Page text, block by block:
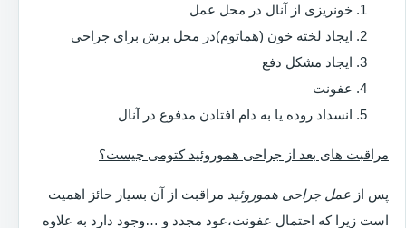
خونریزی از آنال در محل عمل
ایجاد لخته خون (هماتوم)در محل برش برای جراحی
ایجاد مشکل دفع
عفونت
انسداد روده یا به دام افتادن مدفوع در آنال
مراقبت های بعد از جراحی هموروئید کتومی چیست؟
پس از عمل جراحی هموروئید مراقبت از آن بسیار حائز اهمیت
است زیرا که احتمال عفونت،عود مجدد و …وجود دارد به علاوه